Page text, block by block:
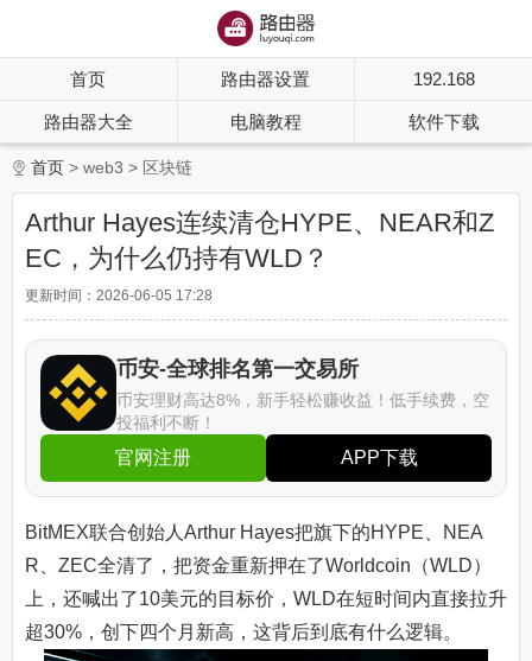
首页 路由器设置 192.168
路由器大全 电脑教程 软件下载
首页 web3 区块链
Arthur Hayes连续清仓HYPE、NEAR和Z
EC，为什么仍持有WLD？
更新时间：2026-06-05 17:28
币安-全球排名第一交易所
币安理财高达8%，新手轻松赚收益！低手续费，空
投福利不断！
官网注册 APP下载
BitMEX联合创始人Arthur Hayes把旗下的HYPE、NEA
R、ZEC全清了，把资金重新押在了Worldcoin（WLD）
上，还喊出了10美元的目标价，WLD在短时间内直接拉升
超30%，创下四个月新高，这背后到底有什么逻辑。